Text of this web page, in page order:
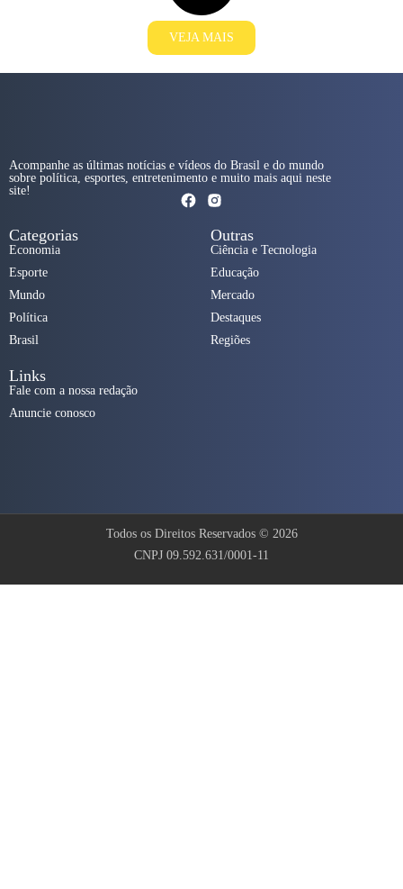
VEJA MAIS
Acompanhe as últimas notícias e vídeos do Brasil e do mundo
sobre política, esportes, entretenimento e muito mais aqui neste
site!
Categorias
Economia
Esporte
Mundo
Política
Brasil
Outras
Ciência e Tecnologia
Educação
Mercado
Destaques
Regiões
Links
Fale com a nossa redação
Anuncie conosco
Todos os Direitos Reservados © 2026
CNPJ 09.592.631/0001-11